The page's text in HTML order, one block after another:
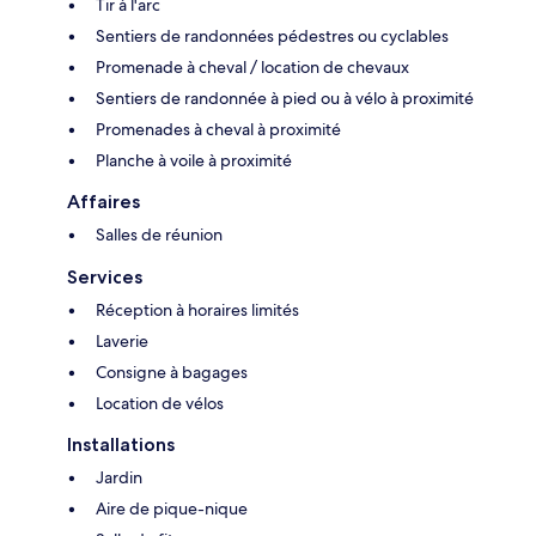
Tir à l'arc
Sentiers de randonnées pédestres ou cyclables
Promenade à cheval / location de chevaux
Sentiers de randonnée à pied ou à vélo à proximité
Promenades à cheval à proximité
Planche à voile à proximité
Affaires
Salles de réunion
Services
Réception à horaires limités
Laverie
Consigne à bagages
Location de vélos
Installations
Jardin
Aire de pique-nique